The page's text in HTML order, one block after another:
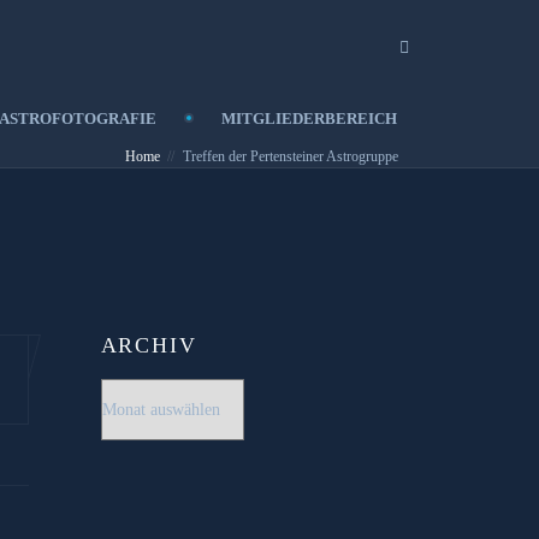
ASTROFOTOGRAFIE MITGLIEDERBEREICH
Home Treffen der Pertensteiner Astrogruppe
ARCHIV